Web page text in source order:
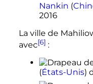
Nankin (
2016
La ville de
avec[6] :
(États-Unis)